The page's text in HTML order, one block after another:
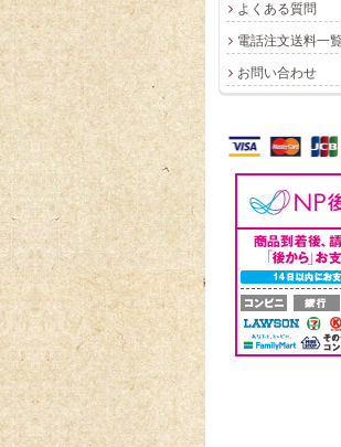
よくある質問
電話注文送料一
お問い合わせ